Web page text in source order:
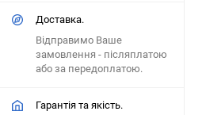
Доставка.
Відправимо Ваше
замовлення - післяплатою
або за передоплатою.
Гарантія та якість.